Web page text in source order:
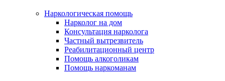
Наркологическая помощь
Нарколог на дом
Консультация нарколога
Частный вытрезвитель
Реабилитационный центр
Помощь алкоголикам
Помощь наркоманам